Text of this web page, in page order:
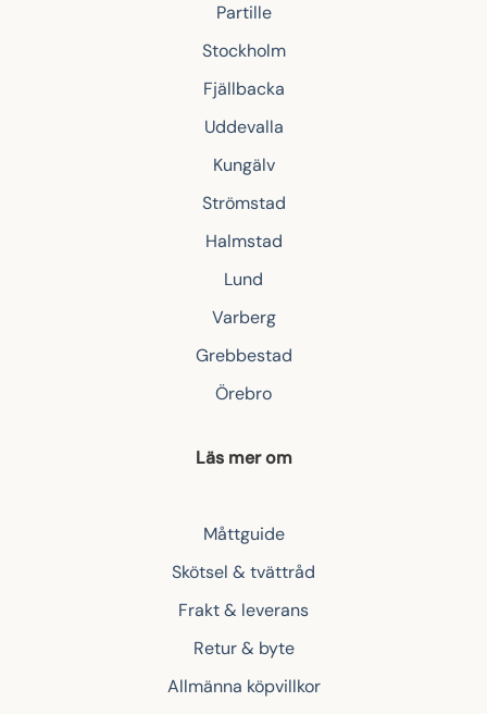
Partille
Stockholm
Fjällbacka
Uddevalla
Kungälv
Strömstad
Halmstad
Lund
Varberg
Grebbestad
Örebro
Läs mer om
Måttguide
Skötsel & tvättråd
Frakt & leverans
Retur & byte
Allmänna köpvillkor